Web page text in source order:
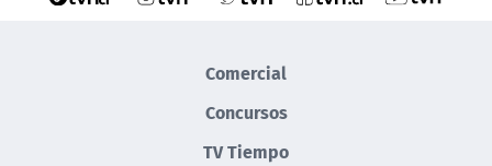
Comercial
Concursos
TV Tiempo